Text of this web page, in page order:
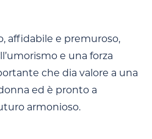
affidabile e premuroso,
e una forza
che dia valore a una
ed è pronto a
armonioso.